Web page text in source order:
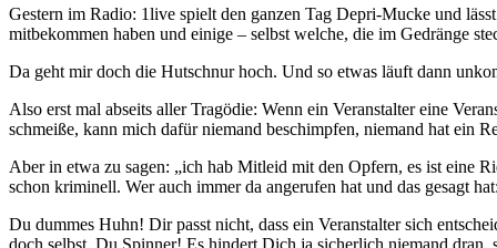
Gestern im Radio: 1live spielt den ganzen Tag Depri-Mucke und
mitbekommen haben und einige – selbst welche, die im Gedränge
Da geht mir doch die Hutschnur hoch. Und so etwas läuft dann
Also erst mal abseits aller Tragödie: Wenn ein Veranstalter eine
schmeiße, kann mich dafür niemand beschimpfen, niemand hat ein
Aber in etwa zu sagen: „ich hab Mitleid mit den Opfern, es ist eine
schon kriminell. Wer auch immer da angerufen hat und das gesagt hat:
Du dummes Huhn! Dir passt nicht, dass ein Veranstalter sich
doch selbst, Du Spinner! Es hindert Dich ja sicherlich niemand dran,